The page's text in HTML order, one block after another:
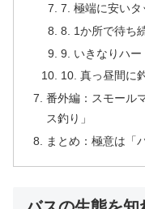
7. 極端に安いタ
8. 1か所で待ち
9. いきなりハー
10. 真っ昼間に
番外編：スモール
ス釣り」
まとめ：極意は「